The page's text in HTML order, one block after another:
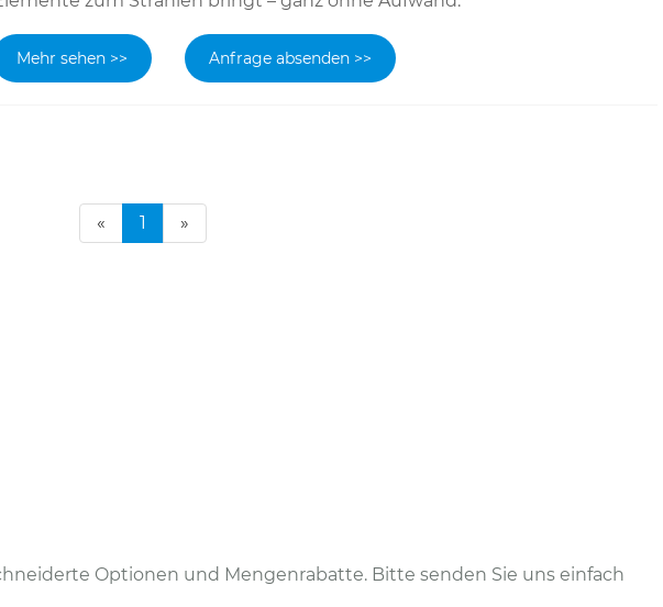
Mehr sehen >> Anfrage absenden >>
« 1 »
Optionen und Mengenrabatte. Bitte senden Sie uns einfach